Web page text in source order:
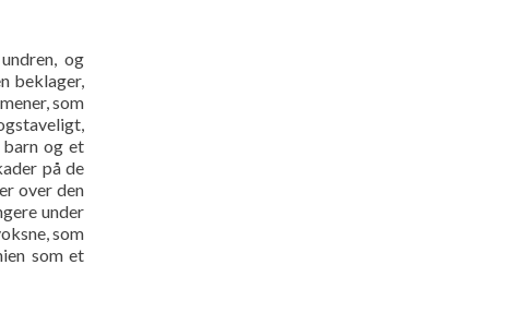
og
beklager,
som
og et
på de
over den
under
som
som et